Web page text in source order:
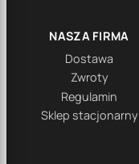
NASZA FIRMA
Dostawa
Zwroty
Regulamin
Sklep stacjonarny